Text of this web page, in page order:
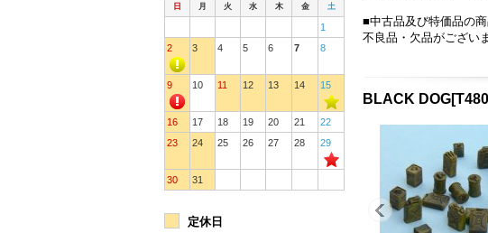
日 月 火 水 木 金 土
1
2
3 4 5 6 7 8
9 10 11 12 13 14 15
16 17 18 19 20 21
22
23
24 25 26 27 28 29
30 31
定休日
■中古品及び特価品の
不良品・欠品がござい
BLACK